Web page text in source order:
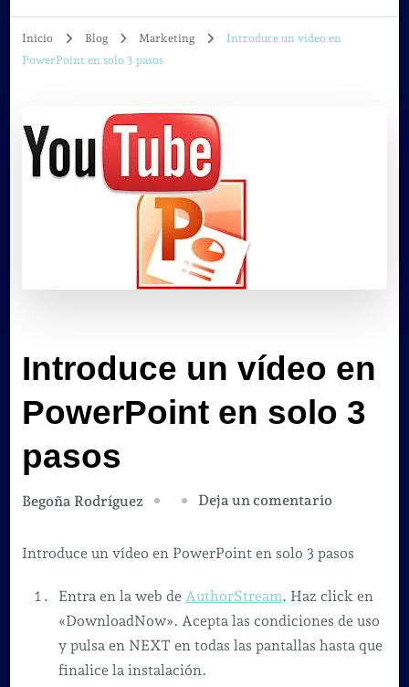
Inicio Blog Marketing
Introduce un vídeo en
PowerPoint en solo 3 pasos
Introduce un vídeo en
PowerPoint en solo 3
pasos
Begoña Rodríguez Deja un comentarioen
un
en
en
Introduce un vídeo en PowerPoint en solo 3 pasos
Entra en la web de AuthorStream. Haz click en
«DownloadNow». Acepta las condiciones de uso
y pulsa en NEXT en todas las pantallas hasta que
finalice la instalación.